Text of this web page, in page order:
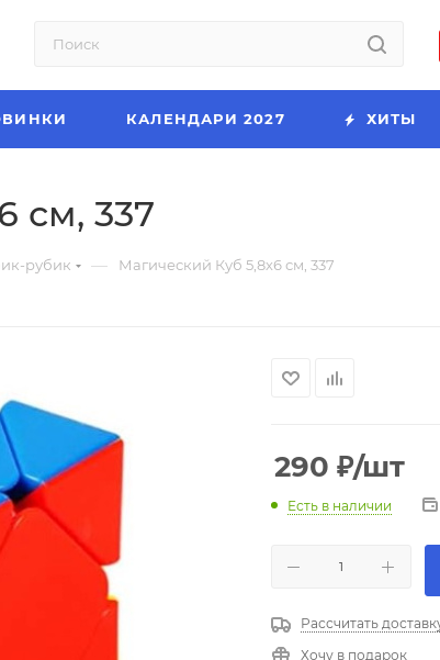
КАЛЕНДАРИ 2027 ХИТЫ
см, 337
рубик — Магический Куб 5,8х6 см, 337
290 ₽/шт
Есть в наличии
Рассчитать
Хочу в подарок